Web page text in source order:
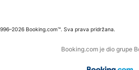
Booking.com™. Sva prava pridržana.
Booking.com je dio grupe